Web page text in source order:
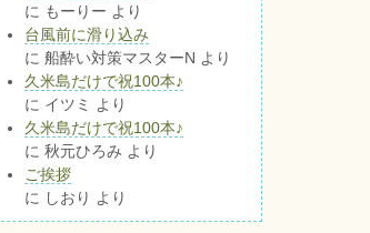
に もーりー より
台風前に滑り込み
に 船酔い対策マスターN より
久米島だけで祝100本♪
に イツミ
より
久米島だけで祝100本♪
に 秋元ひろみ より
ご挨拶
に しおり より